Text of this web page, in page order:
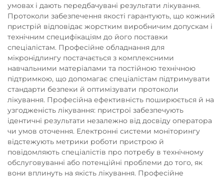
умовах і дають передбачувані результати лікування.
Протоколи забезпечення якості гарантують, що кожний
пристрій відповідає жорстким виробничим допускам і
технічним специфікаціям до його поставки
спеціалістам. Професійне обладнання для
мікронідлингу постачається з комплексними
навчальними матеріалами та постійною технічною
підтримкою, що допомагає спеціалістам підтримувати
стандарти безпеки й оптимізувати протоколи
лікування. Професійна ефективність поширюється й на
узгодженість лікування: пристрої забезпечують
ідентичні результати незалежно від досвіду оператора
чи умов оточення. Електронні системи моніторингу
відстежують метрики роботи пристрою й
повідомляють спеціалістів про потребу в технічному
обслуговуванні або потенційні проблеми до того, як
вони вплинуть на якість лікування. Професійне